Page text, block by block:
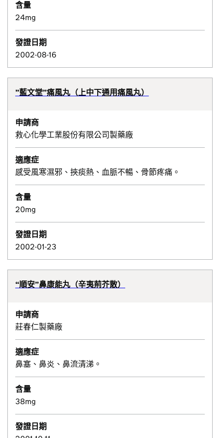
含量
24mg
發證日期
2002-08-16
”藍文堂”痛風丸（上中下通用痛風丸）
申請商
救心化學工業股份有限公司製藥廠
適應症
感受風寒濕邪、挾痰熱、血脈不暢、骨節疼痛。
含量
20mg
發證日期
2002-01-23
“順安”鼻康能丸（辛夷荊芥散）
申請商
莊春仁製藥廠
適應症
鼻塞、鼻炎、鼻流清涕。
含量
38mg
發證日期